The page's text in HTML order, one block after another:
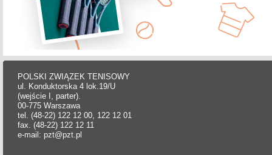
POLSKI ZWIĄZEK TENISOWY
ul. Konduktorska 4 lok.19/U
(wejście I, parter).
00-775 Warszawa
tel. (48-22) 122 12 00, 122 12 01
fax. (48-22) 122 12 11
e-mail: pzt@pzt.pl